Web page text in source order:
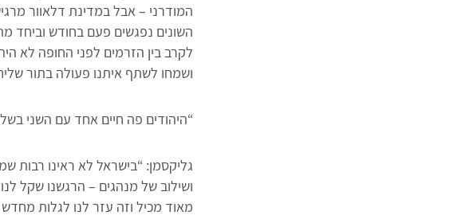
המודרני – אבל במדינת דלאוור
השונים נפגשים פעם בחודש וביחד
לקרב בין הזרמים לפני החופה לא
ושמחו לשתף איתנו פעולה בתור
“היהודים פה חיים אחד עם השני
גליקסמן: “בישראל לא ראינו רבות
ושילוב של מנהגים – הרגשנו שקל
מאוד מכיל וזה עזר לנו לגלות